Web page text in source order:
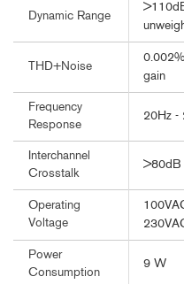
Dynamic Range
THD+Noise
gain
Frequency
Response
20Hz -
Interchannel
Crosstalk
>80dB
Operating
Voltage
Power
Consumption
9 W